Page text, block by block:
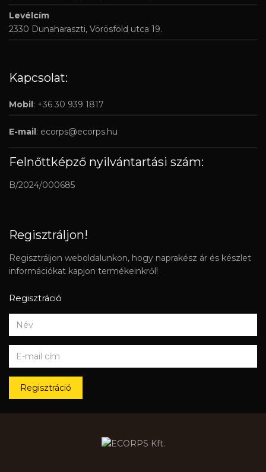
Levélcím
2330 Dunaharaszti, Vörösföld utca 19.
Kapcsolat:
Mobil: +36 30 939 1817
E-mail: ecorps@ecorps.hu
Felnőttképző nyilvántartási szám:
B/2024/000685
Regisztráljon!
Regisztráljon weboldalunkon, hogy naprakész ár és készlet
információkat kapjon termékeinkről!
Regisztráció
Regisztráció